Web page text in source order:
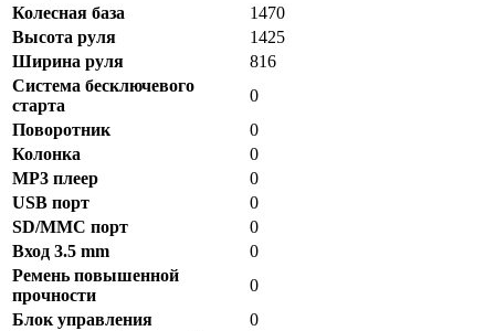
Колесная база
1470
Высота руля
1425
Ширина руля
816
Система бесключевого
старта
0
Поворотник
0
Колонка
0
MP3 плеер
0
USB порт
0
SD/MMC порт
0
Вход 3.5 mm
0
Ремень повышенной
прочности
0
Блок управления
0